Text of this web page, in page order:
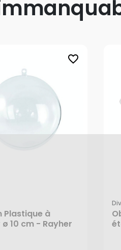
favorite_border
Plastique à
10 cm - Rayher